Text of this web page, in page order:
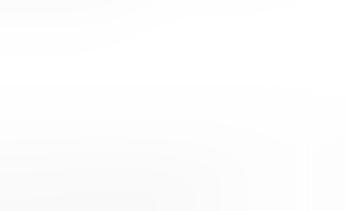
FROM HAIFA